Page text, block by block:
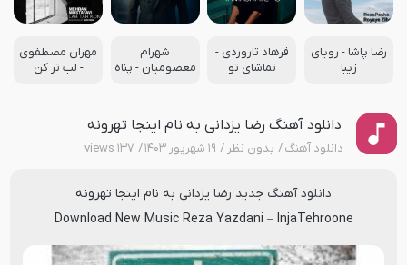
رضا پاشا - رویای
زیبا
فرهاد تاروردی -
تماشای تو
شهرام
معصومیان - پناه
مهران مصطفوی
- لب تر کن
دانلود آهنگ رضا یزدانی به نام اینجا تهرونه
دانلود آهنگ بدون نظر ۱۹ شهریور ۱۴۰۳ ۱۳۷ views
دانلود آهنگ جدید رضا یزدانی به نام اینجا تهرونه
Download New Music Reza Yazdani – InjaTehroone